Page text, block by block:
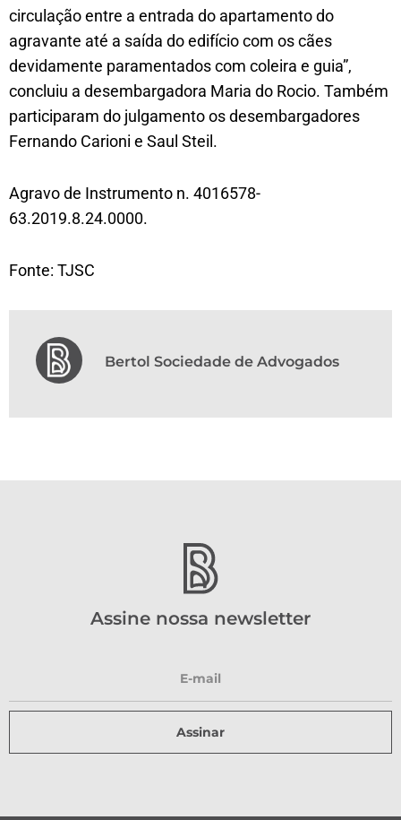
circulação entre a entrada do apartamento do
agravante até a saída do edifício com os cães
devidamente paramentados com coleira e guia”,
concluiu a desembargadora Maria do Rocio. Também
participaram do julgamento os desembargadores
Fernando Carioni e Saul Steil.
Agravo de Instrumento n. 4016578-
63.2019.8.24.0000.
Fonte: TJSC
Bertol Sociedade de Advogados
Assine nossa newsletter
Assinar